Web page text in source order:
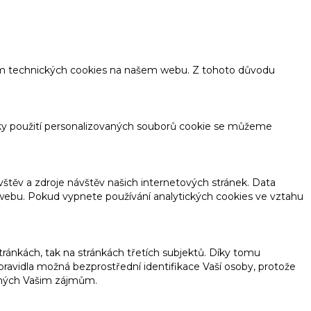
technických cookies na našem webu. Z tohoto důvodu
použití personalizovaných souborů cookie se můžeme
a zdroje návštěv našich internetových stránek. Data
Pokud vypnete používání analytických cookies ve vztahu
tak na stránkách třetích subjektů. Díky tomu
možná bezprostřední identifikace Vaší osoby, protože
Vašim zájmům.